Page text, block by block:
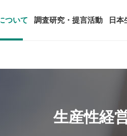
部
ついて
調査研究・提言活動 日
ルタント養成事業生産性経